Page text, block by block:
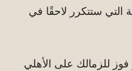
التي ستتكرر لاحقًا في
للزمالك على الأهلي